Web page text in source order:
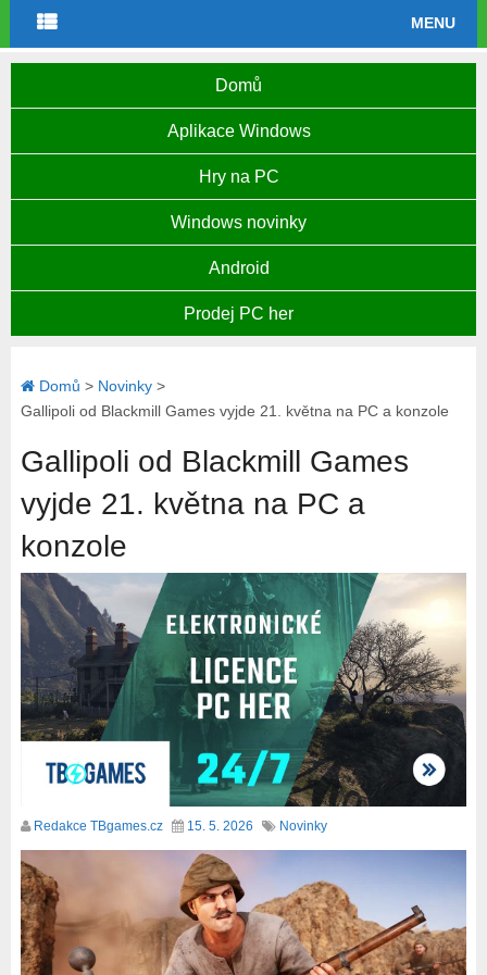
MENU
Domů
Aplikace Windows
Hry na PC
Windows novinky
Android
Prodej PC her
Domů > Novinky>
Gallipoli od Blackmill Games vyjde 21. května na PC a konzole
Gallipoli od Blackmill Games
vyjde 21. května na PC a
konzole
Redakce TBgames.cz 15. 5. 2026 Novinky